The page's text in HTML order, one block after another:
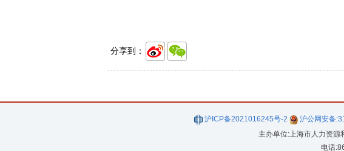
分享到：
沪ICP备2021016245号-2 沪公网安备
主办单位:上海市人力资
电话